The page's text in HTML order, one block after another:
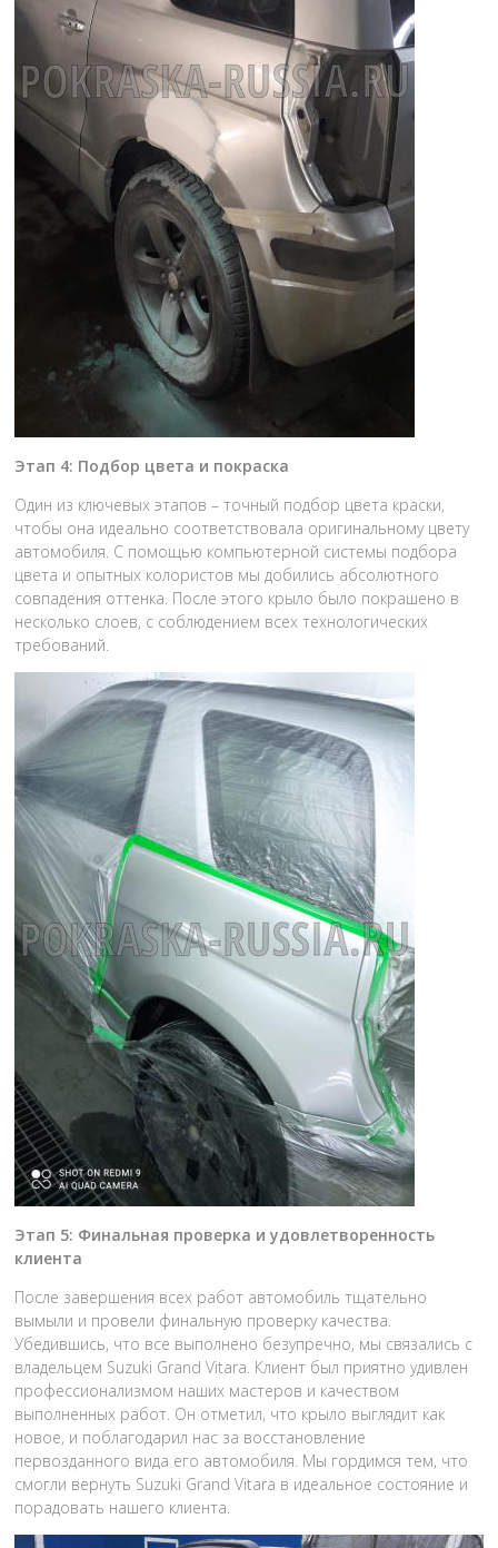
Этап 4: Подбор цвета и покраска
Один из ключевых этапов – точный подбор цвета краски,
чтобы она идеально соответствовала оригинальному цвету
автомобиля. С помощью компьютерной системы подбора
цвета и опытных колористов мы добились абсолютного
совпадения оттенка. После этого крыло было покрашено в
несколько слоев, с соблюдением всех технологических
требований.
Этап 5: Финальная проверка и удовлетворенность
клиента
После завершения всех работ автомобиль тщательно
вымыли и провели финальную проверку качества.
Убедившись, что все выполнено безупречно, мы связались с
владельцем Suzuki Grand Vitara. Клиент был приятно удивлен
профессионализмом наших мастеров и качеством
выполненных работ. Он отметил, что крыло выглядит как
новое, и поблагодарил нас за восстановление
первозданного вида его автомобиля. Мы гордимся тем, что
смогли вернуть Suzuki Grand Vitara в идеальное состояние и
порадовать нашего клиента.